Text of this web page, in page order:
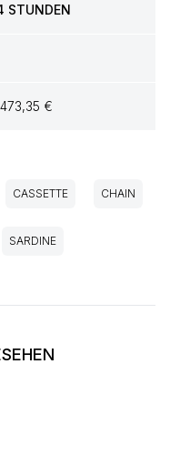
STUNDEN
€
CASSETTE CHAIN
SARDINE